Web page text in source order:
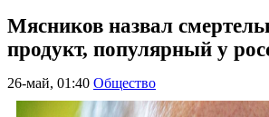
Мясников назвал
продукт, популярный у
26-май, 01:40 Общество